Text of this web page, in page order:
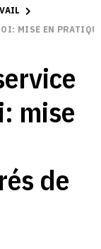
MISE EN
mise
de